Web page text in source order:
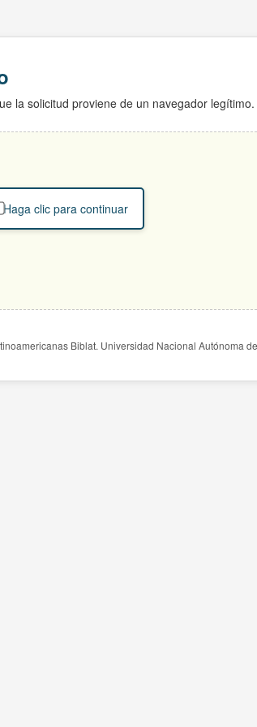
la solicitud proviene de un navegador legítimo.
Haga clic para continuar
Biblat. Universidad Nacional Autónoma